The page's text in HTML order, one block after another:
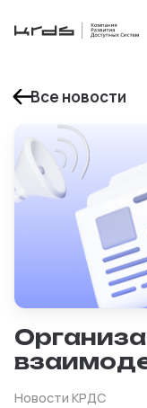
Все новости
Новости КРДС